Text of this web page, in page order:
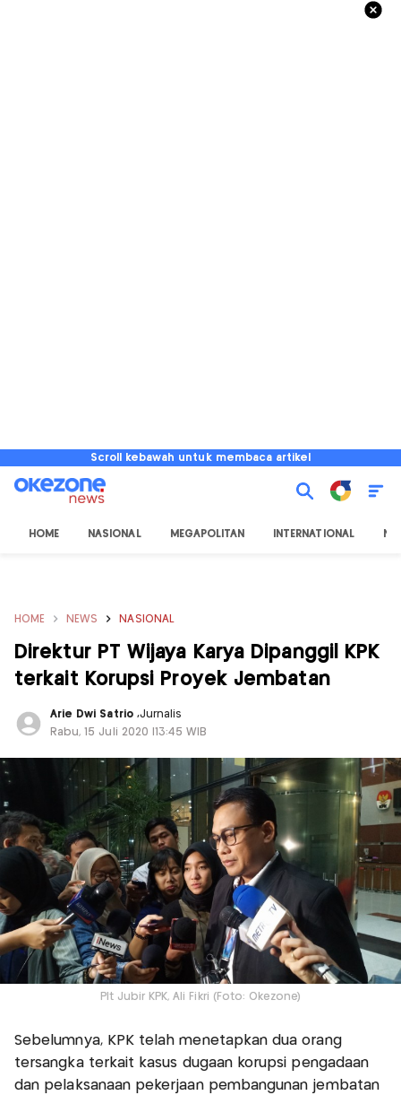
Scroll kebawah untuk membaca artikel
HOME NASIONAL MEGAPOLITAN INTERNATIONAL
HOME NEWS NASIONAL
Direktur PT Wijaya Karya Dipanggil KPK
terkait Korupsi Proyek Jembatan
Arie Dwi Satrio ,Jurnalis
Rabu, 15 Juli 2020 |13:45 WIB
Plt Jubir KPK, Ali Fikri (Foto: Okezone)
Sebelumnya, KPK telah menetapkan dua orang
tersangka terkait kasus dugaan korupsi pengadaan
dan pelaksanaan pekerjaan pembangunan jembatan